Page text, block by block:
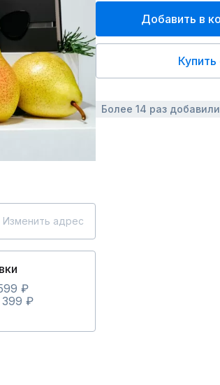
Изменить адрес
₽
399 ₽
Добавить в
Купить
Более 14 раз